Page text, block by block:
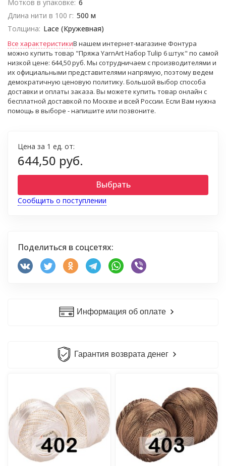
Мотков в упаковке: 6
Длина нити в 100 г: 500 м
Толщина: Lace (Кружевная)
Все характеристикиВ нашем интернет-магазине Фонтура
можно купить товар "Пряжа YarnArt Набор Tulip 6 штук" по самой
низкой цене: 644,50 руб. Мы сотрудничаем с производителями и
их официальными представителями напрямую, поэтому ведем
демократичную ценовую политику. Большой выбор способа
доставки и оплаты заказа. Вы можете купить товар онлайн с
бесплатной доставкой по Москве и всей России. Если Вам нужна
помощь в выборе - напишите или позвоните.
Цена за 1 ед. от:
644,50 руб.
Выбрать
Сообщить о поступлении
Поделиться в соцсетях:
Информация об оплате
Гарантия возврата денег